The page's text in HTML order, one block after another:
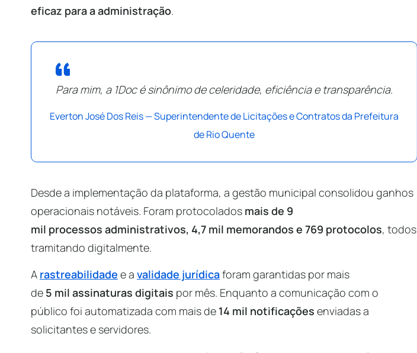
eficaz para a administração.
Para mim, a 1Doc é sinônimo de celeridade, eficiência e transparência.
Everton José Dos Reis — Superintendente de Licitações e Contratos da Prefeitura
de Rio Quente
Desde a implementação da plataforma, a gestão municipal consolidou ganhos
operacionais notáveis. Foram protocolados mais de 9
mil processos administrativos, 4,7 mil memorandos e 769 protocolos, todos
tramitando digitalmente.
A rastreabilidade e a validade jurídicaforam garantidas por mais
de 5 mil assinaturas digitais por mês. Enquanto a comunicação com o
público foi automatizada com mais de 14 mil notificações enviadas a
solicitantes e servidores.